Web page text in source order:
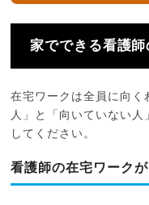
家でできる看護
在宅ワークは全員に向く
人」と「向いていない人
してください。
看護師の在宅ワーク